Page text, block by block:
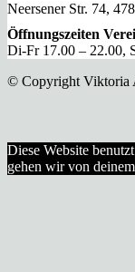
Neersener Str. 74,
Öffnungszeiten
Di-Fr 17.00 – 22.00,
© Copyright Viktoria
Diese Website
gehen wir von